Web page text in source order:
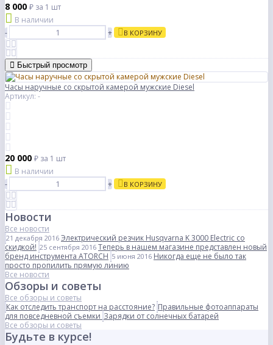
8 000 ₽ за 1 шт
В наличии
-
+ В КОРЗИНУ
Быстрый просмотр
Часы наручные со скрытой камерой мужские Diesel
Артикул: -
20 000 ₽ за 1 шт
В наличии
-
+ В КОРЗИНУ
Новости
Все новости
21 декабря 2016 Электрический резчик Husqvarna K 3000 Electric со
скидкой! 25 сентября 2016 Теперь в нашем магазине представлен новый
бренд инструмента ATORCH 5 июня 2016 Никогда еще не было так
просто пропилить прямую линию
Все новости
Обзоры и советы
Все обзоры и советы
Как отследить транспорт на расстояние? Правильные фотоаппараты
для повседневной съемки Зарядки от солнечных батарей
Все обзоры и советы
Будьте в курсе!